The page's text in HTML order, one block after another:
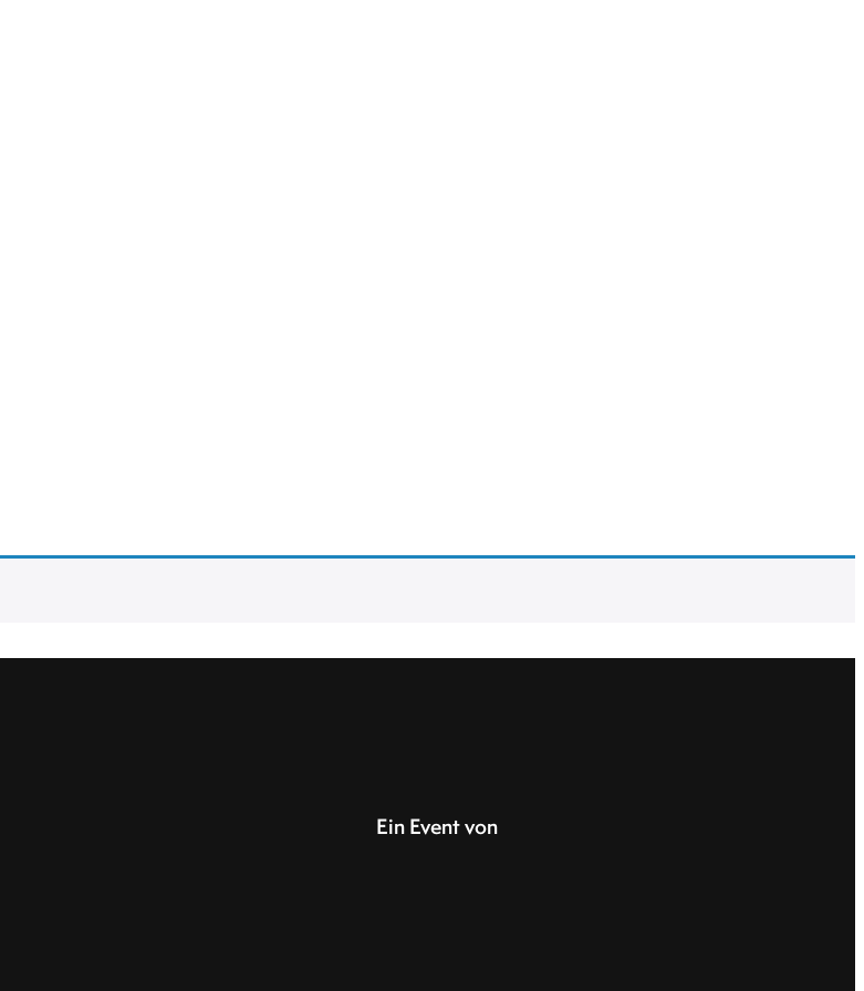
Ein Event von